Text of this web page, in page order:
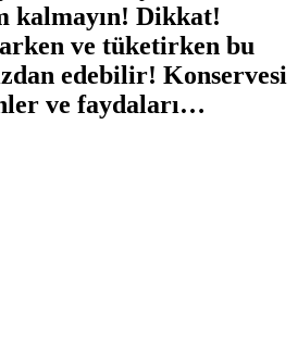
kalmayın! Dikkat!
ve tüketirken bu
edebilir! Konservesi
ve faydaları…